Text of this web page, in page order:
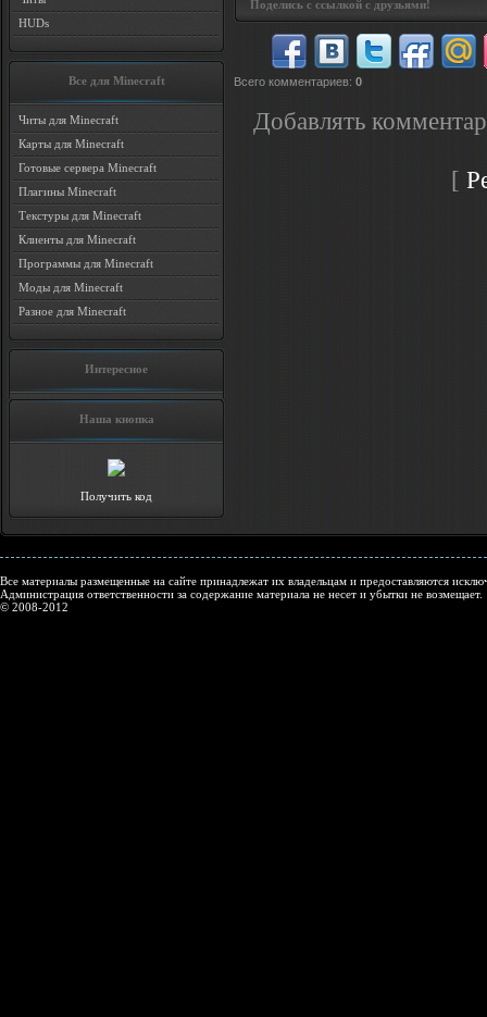
HUDs
Все для Minecraft
Читы для Minecraft
Карты для Minecraft
Готовые сервера Minecraft
Плагины Minecraft
Текстуры для Minecraft
Клиенты для Minecraft
Программы для Minecraft
Моды для Minecraft
Разное для Minecraft
Интересное
Наша кнопка
Получить код
Поделись с ссылкой с друзьями!
Всего комментариев: 0
Добавлять
[
Все материалы размещенные на сайте принадлежат их владельцам и предоставляются
Администрация ответственности за содержание материала не несет и убытки не возмещает.
© 2008-2012